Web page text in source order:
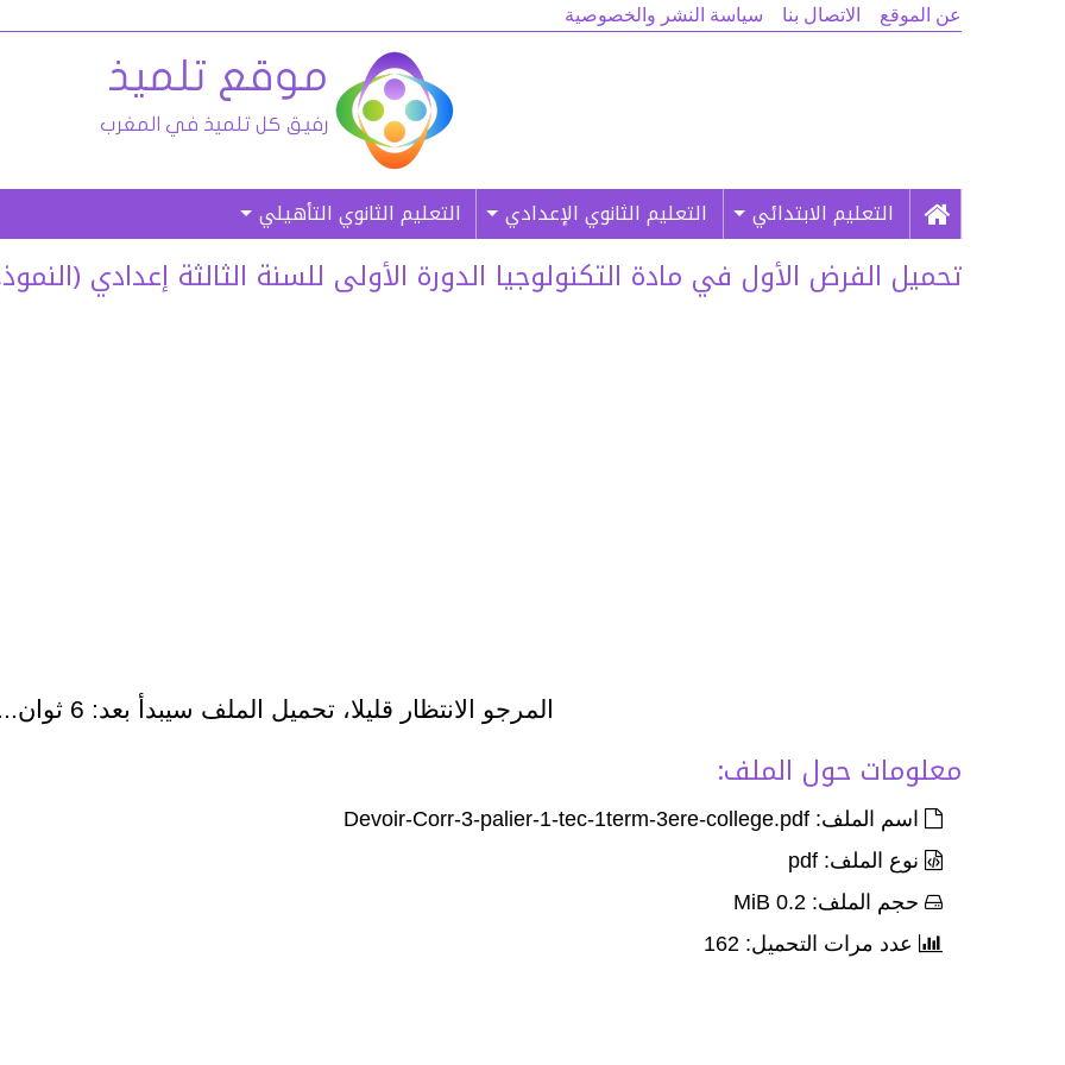
عن الموقع الاتصال بنا سياسة النشر والخصوصية
التعليم الابتدائي التعليم الثانوي الإعدادي التعليم الثانوي التأهيلي
تحميل الفرض الأول في مادة التكنولوجيا الدورة الأولى للسنة الثالثة إعدادي (النموذج
المرجو الانتظار قليلا، تحميل الملف سيبدأ بعد: 6 ثوان...
معلومات حول الملف:
اسم الملف: Devoir-Corr-3-palier-1-tec-1term-3ere-college.pdf
نوع الملف: pdf
حجم الملف: 0.2 MiB
عدد مرات التحميل: 162